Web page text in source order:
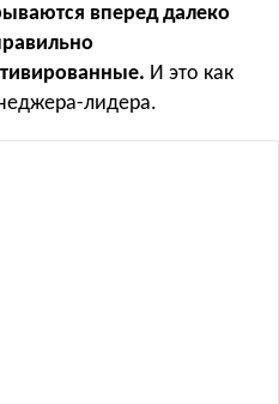
вперед далеко
И это как
лидера.